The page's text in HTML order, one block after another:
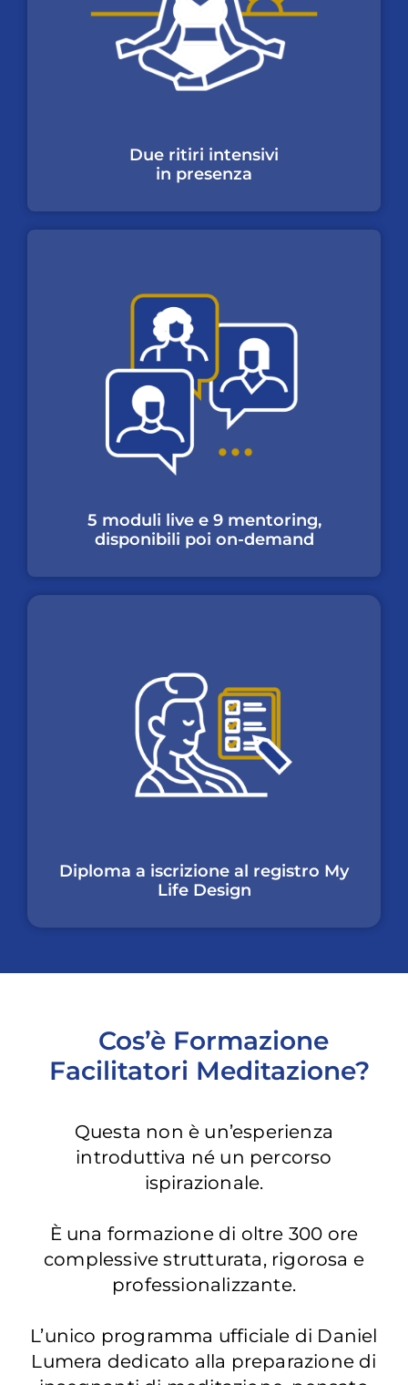
Due ritiri intensivi
in presenza
5 moduli live e 9 mentoring,
disponibili poi on-demand
Diploma a iscrizione al registro My
Life Design
Cos’è Formazione
Facilitatori Meditazione?
Questa non è un’esperienza
introduttiva né un percorso
ispirazionale.
È una formazione di oltre 300 ore
complessive strutturata, rigorosa e
professionalizzante.
L’unico programma ufficiale di Daniel
Lumera dedicato alla preparazione di